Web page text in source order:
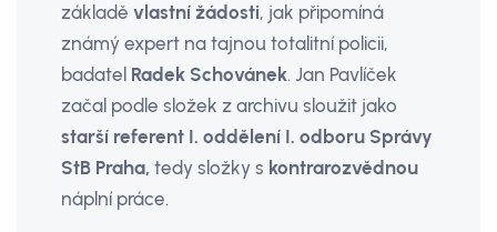
základě vlastní žádosti, jak připomíná
známý expert na tajnou totalitní policii,
badatel Radek Schovánek. Jan Pavlíček
začal podle složek z archivu sloužit jako
starší referent I. oddělení I. odboru Správy
StB Praha, tedy složky s kontrarozvědnou
náplní práce.